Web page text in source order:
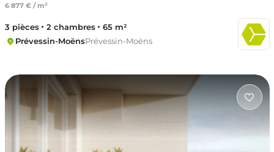
6 877 € / m²
3 pièces 2 chambres
65 m²
Prévessin-MoënsPrévessin-Moëns